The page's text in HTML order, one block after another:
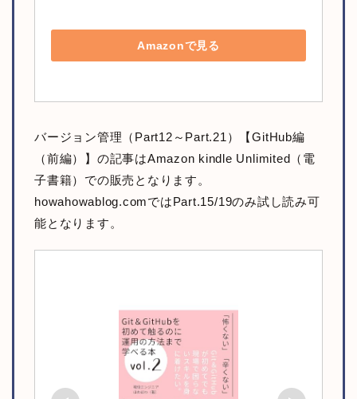
Amazonで見る
バージョン管理（Part12～Part.21）【GitHub編
（前編）】の記事はAmazon kindle Unlimited（電
子書籍）での販売となります。
howahowablog.comではPart.15/19のみ試し読み可
能となります。